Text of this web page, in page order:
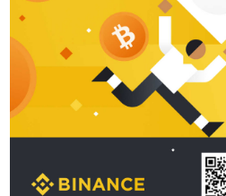
phòng ngủ đối với sức khỏe con
người tại Sleep Foundation
Link) để có cái nhìn toàn diện
2. Các tiêu chí vàng khi lựa
chăn ga gối đệm cao cấp cho
ngủ
Để sở hữu một bộ chăn ga gối
cao cấp hoàn hảo cả về thẩm
công năng, người tiêu dùng
nhắc kỹ lưỡng các tiêu chí